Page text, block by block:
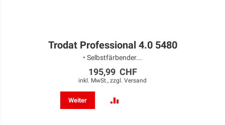
Trodat Professional 4.0 5480
• Selbstfärbender...
195,99 CHF
inkl. MwSt., zzgl. Versand
Weiter